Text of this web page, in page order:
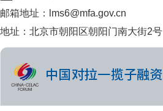
邮箱地址：lms6@mfa.gov.cn
地址：北京市朝阳区朝阳门南大街2号